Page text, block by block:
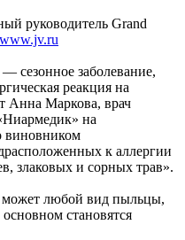
руководитель Grand
www.jv.ru
сезонное заболевание,
реакция на
Анна Маркова, врач
на
виновником
к аллергии
злаковых и сорных трав».
может любой вид пыльцы,
становятся